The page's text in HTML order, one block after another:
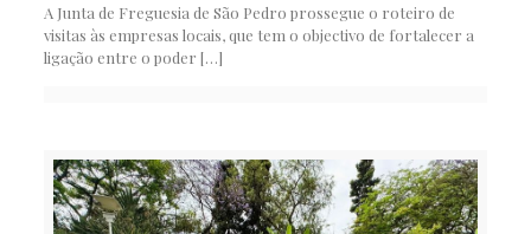
A Junta de Freguesia de São Pedro prossegue o roteiro de
visitas às empresas locais, que tem o objectivo de fortalecer a
ligação entre o poder […]